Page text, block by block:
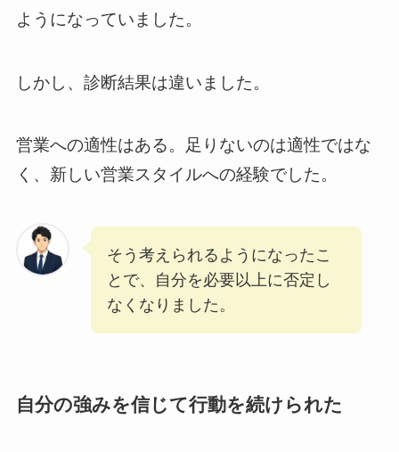
ようになっていました。
しかし、診断結果は違いました。
営業への適性はある。足りないのは適性ではな
く、新しい営業スタイルへの経験でした。
そう考えられるようになったこ
とで、自分を必要以上に否定し
なくなりました。
自分の強みを信じて行動を続けられた